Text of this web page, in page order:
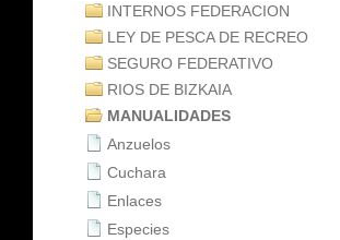
INTERNOS FEDERACION
LEY DE PESCA DE RECREO
SEGURO FEDERATIVO
RIOS DE BIZKAIA
MANUALIDADES
Anzuelos
Cuchara
Enlaces
Especies